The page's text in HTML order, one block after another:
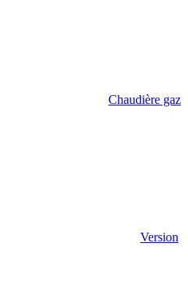
Chaudière gaz
Version